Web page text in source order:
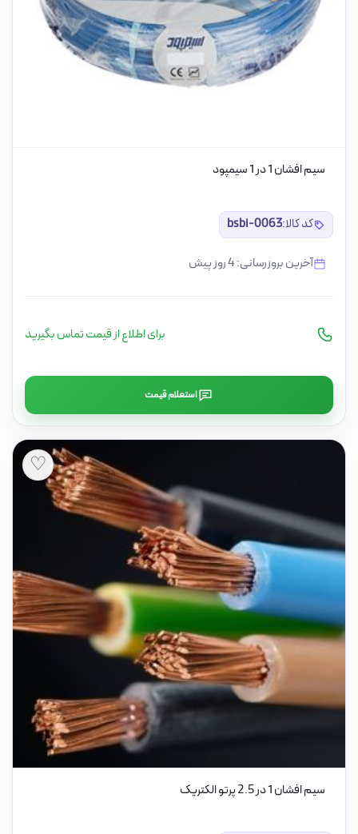
سیم افشان 1 در 1 سیمپود
کد کالا:bsbi-0063
آخرین بروزرسانی: 4 روز پیش
برای اطلاع از قیمت تماس بگیرید
استعلام قیمت
♡
سیم افشان 1 در 2.5 پرتو الکتریک